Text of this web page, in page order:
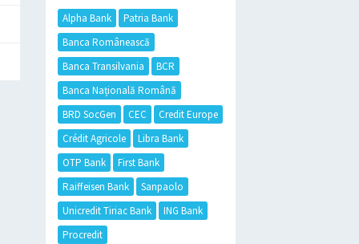
Alpha Bank
Patria Bank
Banca Românească
Banca Transilvania
BCR
Banca Națională Română
BRD SocGen
CEC
Credit Europe
Crédit Agricole
Libra Bank
OTP Bank
First Bank
Raiffeisen Bank
Sanpaolo
Unicredit Tiriac Bank
ING Bank
Procredit